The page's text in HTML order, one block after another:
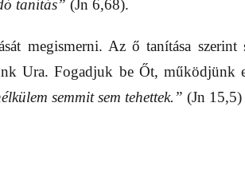
tanítás” (Jn 6,68).
megismerni. Az ő tanítása szerint
Ura. Fogadjuk be Őt, működjünk
semmit sem tehettek.” (Jn 15,5)